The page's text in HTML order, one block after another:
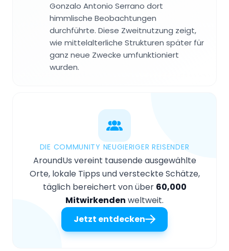
Gonzalo Antonio Serrano dort
himmlische Beobachtungen
durchführte. Diese Zweitnutzung zeigt,
wie mittelalterliche Strukturen später für
ganz neue Zwecke umfunktioniert
wurden.
DIE COMMUNITY NEUGIERIGER REISENDER
AroundUs vereint tausende ausgewählte
Orte, lokale Tipps und versteckte Schätze,
täglich bereichert von über 60,000
Mitwirkenden weltweit.
Jetzt entdecken